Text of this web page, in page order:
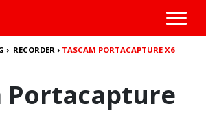
› RECORDER › TASCAM PORTACAPTURE X6
Portacapture